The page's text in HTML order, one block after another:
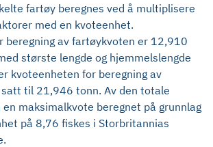
fartøy beregnes ved å multiplisere
med en kvoteenhet.
beregning av fartøykvoten er 12,910
største lengde og hjemmelslengde
kvoteenheten for beregning av
til 21,946 tonn. Av den totale
maksimalkvote beregnet på grunnlag
på 8,76 fiskes i Storbritannias